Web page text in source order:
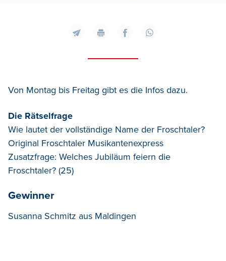
Von Montag bis Freitag gibt es die Infos dazu.
Die Rätselfrage
Wie lautet der vollständige Name der Froschtaler?
Original Froschtaler Musikantenexpress
Zusatzfrage: Welches Jubiläum feiern die
Froschtaler? (25)
Gewinner
Susanna Schmitz aus Maldingen